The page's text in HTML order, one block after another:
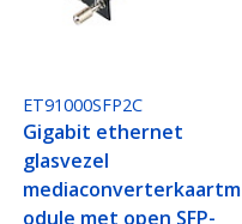
ET91000SFP2C
Gigabit ethernet
glasvezel
mediaconverterkaartm
odule met open SFP-